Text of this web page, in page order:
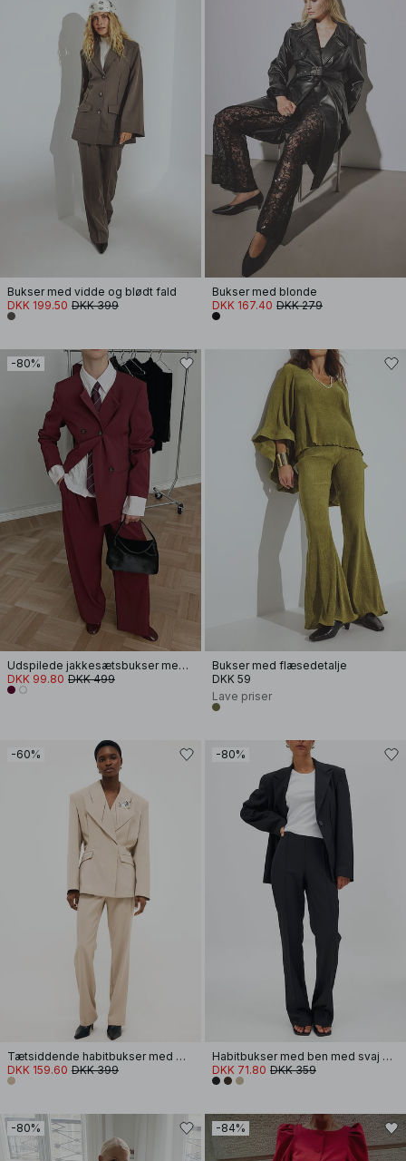
Bukser med vidde og blødt fald
DKK 199.50 DKK 399
Bukser med blonde
DKK 167.40 DKK 279
-80%
Udspilede jakkesætsbukser med høj talje
DKK 99.80 DKK 499
Bukser med flæsedetalje
DKK 59
Lave priser
-60%
Tætsiddende habitbukser med mellemhøj talje
DKK 159.60 DKK 399
-80%
Habitbukser med ben med svaj og mellemhøj talje
DKK 71.80 DKK 359
-80% -84%